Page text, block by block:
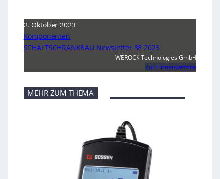
2. Oktober 2023
Komponenten
SCHALTSCHRANKBAU Newsletter 38 2023
WEROCK Technologies GmbH
Zur Firmenwebsite
MEHR ZUM THEMA